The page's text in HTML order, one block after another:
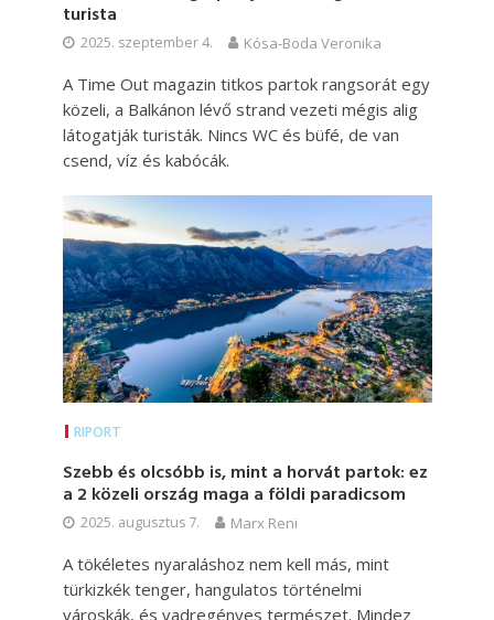
turista
2025. szeptember 4. Kósa-Boda Veronika
A Time Out magazin titkos partok rangsorát egy
közeli, a Balkánon lévő strand vezeti mégis alig
látogatják turisták. Nincs WC és büfé, de van
csend, víz és kabócák.
RIPORT
Szebb és olcsóbb is, mint a horvát partok: ez
a 2 közeli ország maga a földi paradicsom
2025. augusztus 7. Marx Reni
A tökéletes nyaraláshoz nem kell más, mint
türkizkék tenger, hangulatos történelmi
városkák, és vadregényes természet. Mindez